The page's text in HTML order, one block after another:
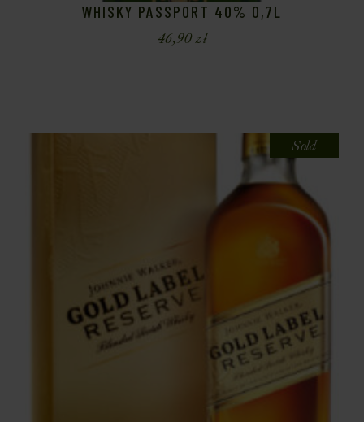
WHISKY PASSPORT 40% 0,7L
46,90zł
Sold